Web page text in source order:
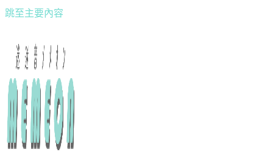
跳至主要內容